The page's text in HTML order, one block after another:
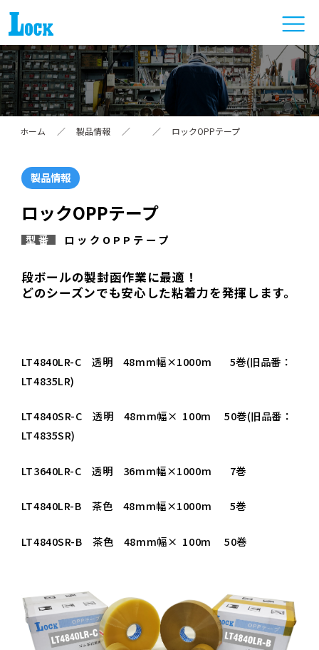
ホーム ／ 製品情報 ／ ／ ロックOPPテープ
製品情報
ロックOPPテープ
型番 ロックOPPテープ
段ボールの製封函作業に最適！
どのシーズンでも安心した粘着力を発揮します。
LT4840LR-C 透明 48mm幅×1000m 5巻(旧品番：
LT4835LR)
LT4840SR-C 透明 48mm幅× 100m 50巻(旧品番：
LT4835SR)
LT3640LR-C 透明 36mm幅×1000m 7巻
LT4840LR-B 茶色 48mm幅×1000m 5巻
LT4840SR-B 茶色 48mm幅× 100m 50巻